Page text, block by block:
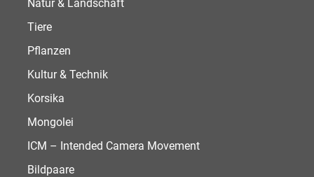
Natur & Landschaft
Tiere
Pflanzen
Kultur & Technik
Korsika
Mongolei
ICM – Intended Camera Movement
Bildpaare